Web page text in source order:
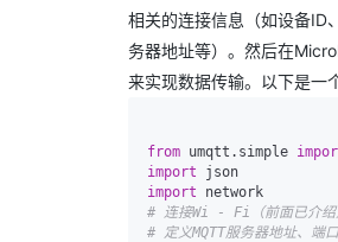
相关的连接信息（如设备ID
务器地址等）。然后在
来实现数据传输。以下是一
from umqtt.simple
import
import
# 连接Wi - Fi（前面已介绍
# 定义MQTT服务器地址、端